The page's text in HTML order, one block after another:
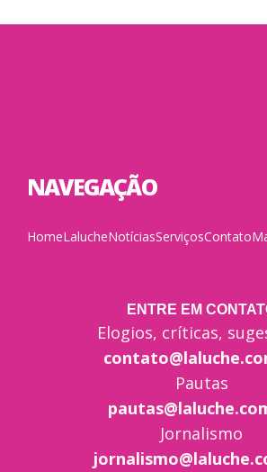
NAVEGAÇÃO
HomeLalucheNotíciasServiçosContato
ENTRE EM
Elogios, críticas,
Pautas
Jornalismo